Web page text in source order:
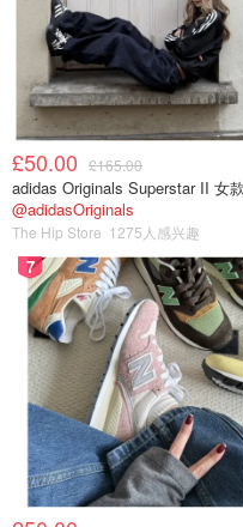
适应症：儿童的各种
嗽、带痰型咳嗽等。
不良反应：嗜睡，过
副作用，12岁以下儿
Olbas Oil英国缓解鼻塞药
£50.00 £165.00
@adidasOriginals
The Hip Store 1275人感兴趣
7